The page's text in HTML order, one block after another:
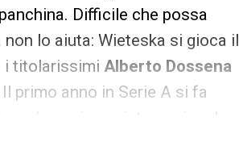
Difficile che possa
lo aiuta: Wieteska si gioca il
i titolarissimi Alberto Dossena
Il primo anno in Serie A si fa
un’esperienza internazionale
una ventina di match